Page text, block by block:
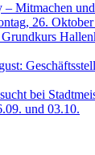
Mitmachen
26.
bei
und 03.10.